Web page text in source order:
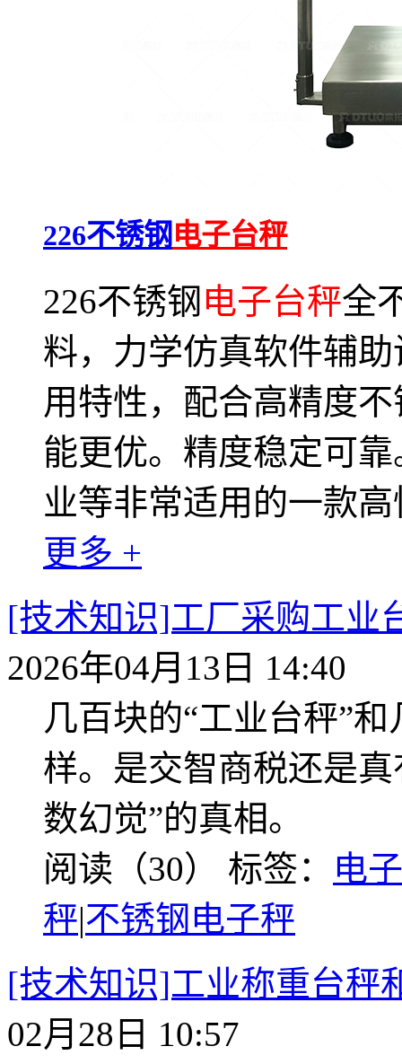
226不锈钢 电子台秤
226不锈钢 电子台秤全
料，力学仿真软件辅
用特性，配合高精度
能更优。精度稳定可
业等非常适用的一款
更多 +
[技术知识]工厂采购工业
2026年04月13日 14:40
几百块的“工业台秤”
样。是交智商税还是
数幻觉”的真相。
阅读（30） 标签：
电
秤|不锈钢电子秤
[技术知识]工业称重台秤
02月28日 10:57